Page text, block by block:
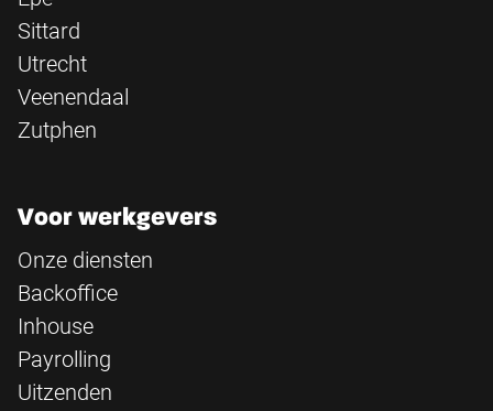
Sittard
Utrecht
Veenendaal
Zutphen
Voor werkgevers
Onze diensten
Backoffice
Inhouse
Payrolling
Uitzenden